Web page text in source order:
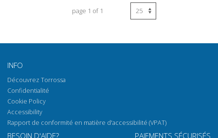
page 1 of 1
INFO
Découvrez Torrossa
Confidentialité
Cookie Policy
Accessibility
Rapport de conformité en matière d'accessibilité (VPAT)
BESOIN D'AIDE? PAIEMENTS SÉCURISÉS